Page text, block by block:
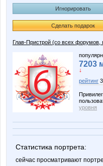
Игнорировать
Сделать подарок
Глав-Пристрой (со всех форумов,
7203
↓
рейтинг
уровня
Статистика портрета:
сейчас просматривают